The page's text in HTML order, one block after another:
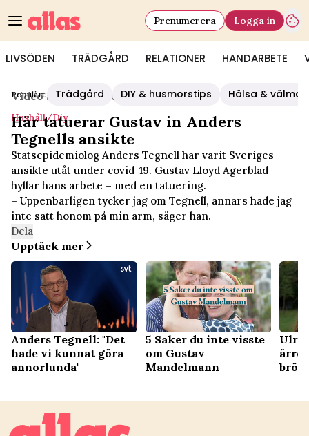
LIVSÖDEN TRÄDGÅRD RELATIONER HANDARBETE
Prenumerera Logga in
Populärt: Trädgård DIY & husmorstips Hälsa &
Video Start/Hushåll/diy
Hushåll/diy
Här tatuerar Gustav in Anders
Tegnells ansikte
Statsepidemiolog Anders Tegnell har varit Sveriges
ansikte utåt under covid-19. Gustav Lloyd Agerblad
hyllar hans arbete – med en tatuering.
– Uppenbarligen tycker jag om Tegnell, annars hade jag
inte satt honom på min arm, säger han.
Dela
Upptäck mer
Anders Tegnell: "Det
hade vi kunnat göra
annorlunda"
5 Saker du inte visste
om Gustav
Mandelmann